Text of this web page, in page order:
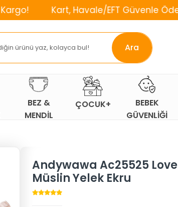
Kart, Havale/EFT Güvenle Öde!
Ara
BEZ &
MENDİL
ÇOCUK+
BEBEK
GÜVENLİĞİ
Andywawa Ac25525
Müslin Yelek Ekru